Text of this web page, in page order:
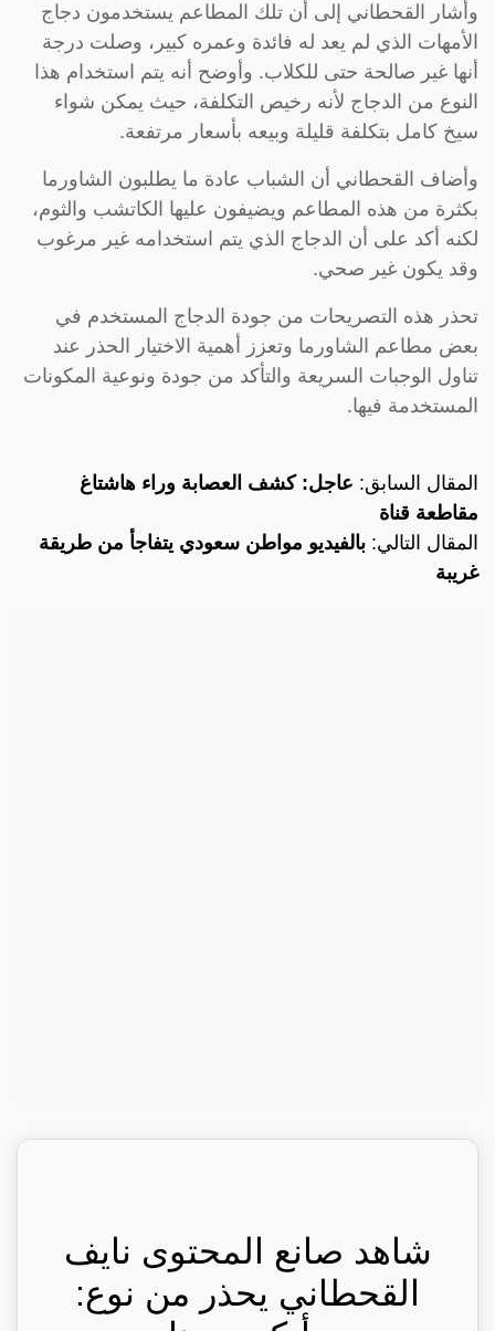
وأشار القحطاني إلى أن تلك المطاعم يستخدمون دجاج
الأمهات الذي لم يعد له فائدة وعمره كبير، وصلت درجة
أنها غير صالحة حتى للكلاب. وأوضح أنه يتم استخدام هذا
النوع من الدجاج لأنه رخيص التكلفة، حيث يمكن شواء
سيخ كامل بتكلفة قليلة وبيعه بأسعار مرتفعة.
وأضاف القحطاني أن الشباب عادة ما يطلبون الشاورما
بكثرة من هذه المطاعم ويضيفون عليها الكاتشب والثوم،
لكنه أكد على أن الدجاج الذي يتم استخدامه غير مرغوب
وقد يكون غير صحي.
تحذر هذه التصريحات من جودة الدجاج المستخدم في
بعض مطاعم الشاورما وتعزز أهمية الاختيار الحذر عند
تناول الوجبات السريعة والتأكد من جودة ونوعية المكونات
المستخدمة فيها.
المقال السابق: عاجل: كشف العصابة وراء هاشتاغ
مقاطعة قناة
المقال التالي: بالفيديو مواطن سعودي يتفاجأ من طريقة
غريبة
شاهد صانع المحتوى نايف
القحطاني يحذر من نوع: